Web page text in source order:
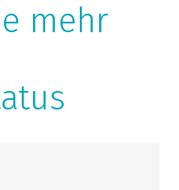
mehr